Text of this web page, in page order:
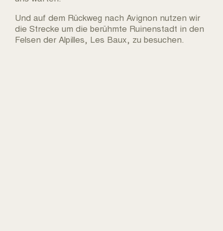
Und auf dem Rückweg nach Avignon nutzen wir
die Strecke um die berühmte Ruinenstadt in den
Felsen der Alpilles, Les Baux, zu besuchen.